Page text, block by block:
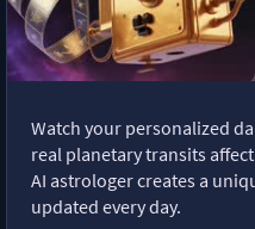
Watch your personalized
real planetary transits
AI astrologer creates a
updated every day.